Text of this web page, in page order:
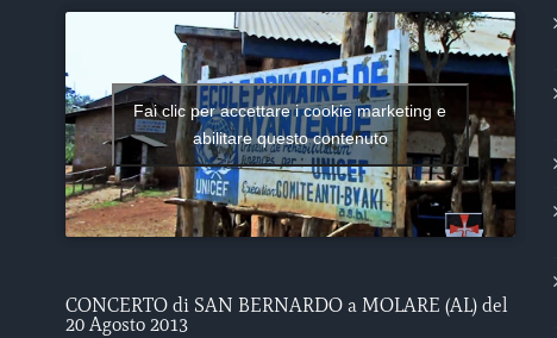
Fai clic per accettare i cookie marketing e
abilitare questo contenuto
CONCERTO di SAN BERNARDO a MOLARE (AL) del
20 Agosto 2013